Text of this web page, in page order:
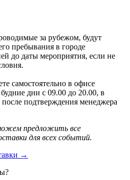
за рубежом, будут
пребывания в городе
до даты мероприятия, если не
самостоятельно в офисе
дни с 09.00 до 20.00, в
подтверждения менеджера
предложить все
для всех событий.
→